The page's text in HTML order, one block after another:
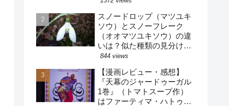
スノードロップ（マツユキ
ソウ）とスノーフレーク
（オオマツユキソウ）の違
いは？似た種類の見分け方
を解説！花被片の「緑色」
た！？
844 views
【漫画レビュー・感想】
『天幕のジャードゥーガル
1巻』（トマトスープ作）
はファーティマ・ハトゥン